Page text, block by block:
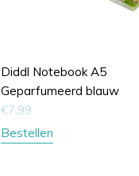
Diddl Notebook A5
Geparfumeerd blauw
€7,99
Bestellen